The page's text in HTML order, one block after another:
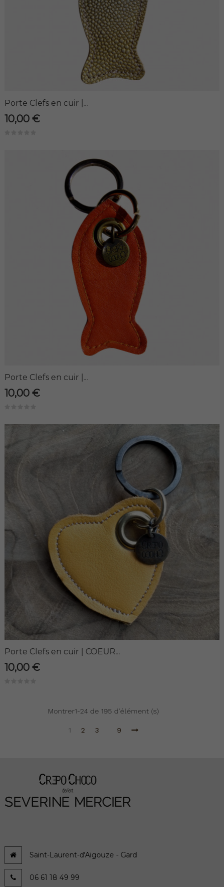
Porte Clefs en cuir |...
10,00 €
Porte Clefs en cuir |...
10,00 €
Porte Clefs en cuir | COEUR...
10,00 €
Montrer1-24 de 195 d'élément (s)
1 2 3 9
Saint-Laurent-d'Aigouze - Gard
06 61 18 49 99